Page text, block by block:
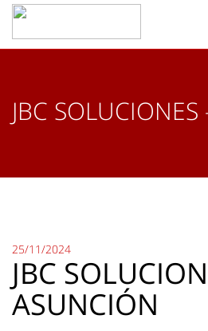
JBC
25/11/2024
JBC
ASUNCIÓN